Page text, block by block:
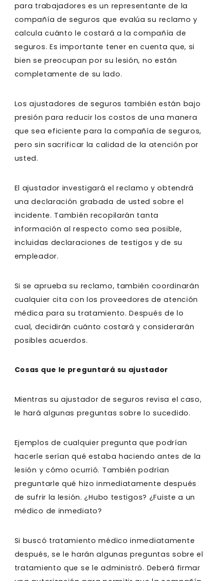
para trabajadores es un representante de la
compañía de seguros que evalúa su reclamo y
calcula cuánto le costará a la compañía de
seguros. Es importante tener en cuenta que, si
bien se preocupan por su lesión, no están
completamente de su lado.
Los ajustadores de seguros también están bajo
presión para reducir los costos de una manera
que sea eficiente para la compañía de seguros,
pero sin sacrificar la calidad de la atención por
usted.
El ajustador investigará el reclamo y obtendrá
una declaración grabada de usted sobre el
incidente. También recopilarán tanta
información al respecto como sea posible,
incluidas declaraciones de testigos y de su
empleador.
Si se aprueba su reclamo, también coordinarán
cualquier cita con los proveedores de atención
médica para su tratamiento. Después de lo
cual, decidirán cuánto costará y considerarán
posibles acuerdos.
Cosas que le preguntará su ajustador
Mientras su ajustador de seguros revisa el caso,
le hará algunas preguntas sobre lo sucedido.
Ejemplos de cualquier pregunta que podrían
hacerle serían qué estaba haciendo antes de la
lesión y cómo ocurrió. También podrían
preguntarle qué hizo inmediatamente después
de sufrir la lesión. ¿Hubo testigos? ¿Fuiste a un
médico de inmediato?
Si buscó tratamiento médico inmediatamente
después, se le harán algunas preguntas sobre el
tratamiento que se le administró. Deberá firmar